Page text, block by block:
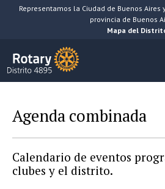
SaltarRepresentamos la Ciudad de Buenos
provincia de Buenos
Mapa del
Agenda combinada
Calendario de eventos
clubes y el distrito.